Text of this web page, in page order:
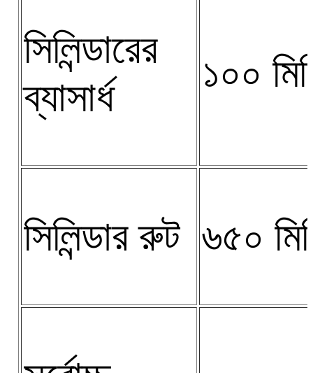
সিলিন্ডারের
ব্যাসার্ধ
১০০
সিলিন্ডার রুট ৬৫০